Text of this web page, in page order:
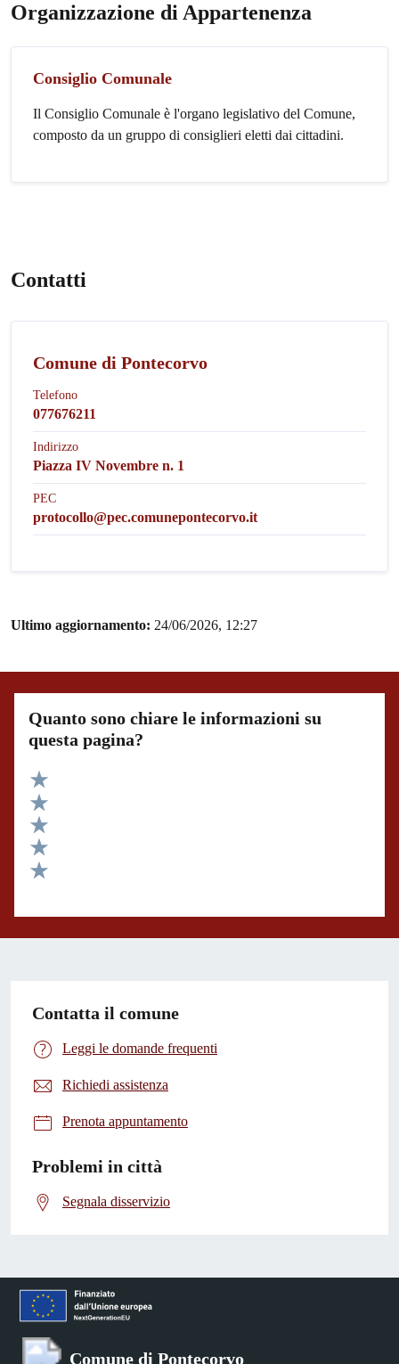
Organizzazione di Appartenenza
Consiglio Comunale
Il Consiglio Comunale è l'organo legislativo del Comune,
composto da un gruppo di consiglieri eletti dai cittadini.
Contatti
Comune di Pontecorvo
Telefono
077676211
Indirizzo
Piazza IV Novembre n. 1
PEC
protocollo@pec.comunepontecorvo.it
Ultimo aggiornamento: 24/06/2026, 12:27
Quanto sono chiare le informazioni su
questa pagina?
Valuta 5 stelle su 5
Valuta 4 stelle su 5
Valuta 3 stelle su 5
Valuta 2 stelle su 5
Contatta il comune
Leggi le domande frequenti
Richiedi assistenza
Prenota appuntamento
Problemi in città
Segnala disservizio
Comune di Pontecorvo